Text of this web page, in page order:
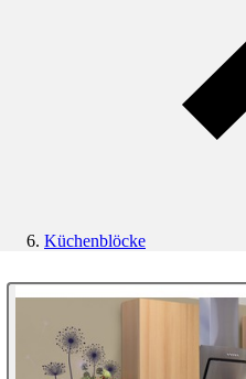
Küchenblöcke